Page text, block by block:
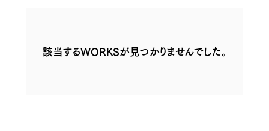
該当するWORKSが見つかりませんでした。